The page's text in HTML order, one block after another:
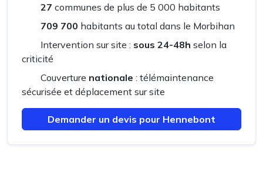
27 communes de plus de 5 000 habitants
709 700 habitants au total dans le Morbihan
Intervention sur site : sous 24-48h selon la
criticité
Couverture nationale : télémaintenance
sécurisée et déplacement sur site
Demander un devis pour Hennebont